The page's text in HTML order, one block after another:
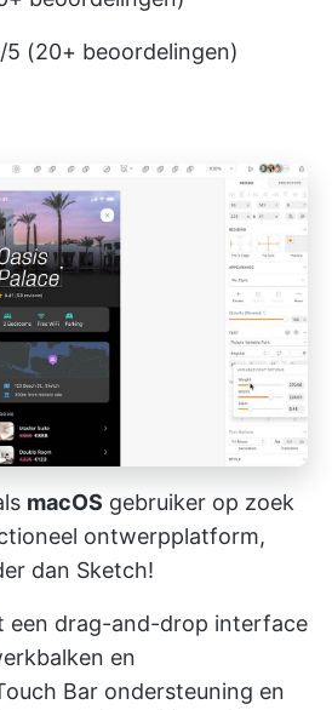
5 (20+ beoordelingen)
macOS gebruiker op zoek
ontwerpplatform,
dan Sketch!
een drag-and-drop interface
en
Bar ondersteuning en